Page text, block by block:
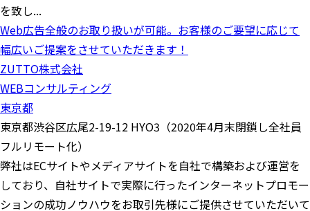
を致し...
Web広告全般のお取り扱いが可能。お客様のご要望に応じて
幅広いご提案をさせていただきます！
ZUTTO株式会社
WEBコンサルティング
東京都
東京都渋谷区広尾2-19-12 HYO3（2020年4月末閉鎖し全社員
フルリモート化）
弊社はECサイトやメディアサイトを自社で構築および運営を
しており、自社サイトで実際に行ったインターネットプロモー
ションの成功ノウハウをお取引先様にご提供させていただいて